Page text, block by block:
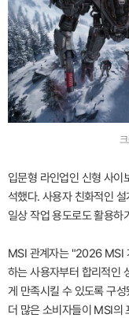
입문형 라인업인 신형 사이
석했다. 사용자 친화적인
일상 작업 용도로도 활용하
MSI 관계자는 "2026 MSI
하는 사용자부터 합리적인
게 만족시킬 수 있도록 구
더 많은 소비자들이 MSI의